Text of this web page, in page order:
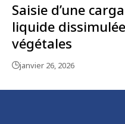
Saisie d’une
liquide
végétales
janvier 26, 2026